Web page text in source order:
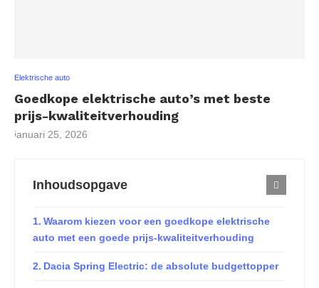
Elektrische auto
Goedkope elektrische auto’s met beste
prijs-kwaliteitverhouding
januari 25, 2026
Inhoudsopgave
Waarom kiezen voor een goedkope elektrische
auto met een goede prijs-kwaliteitverhouding
Dacia Spring Electric: de absolute budgettopper